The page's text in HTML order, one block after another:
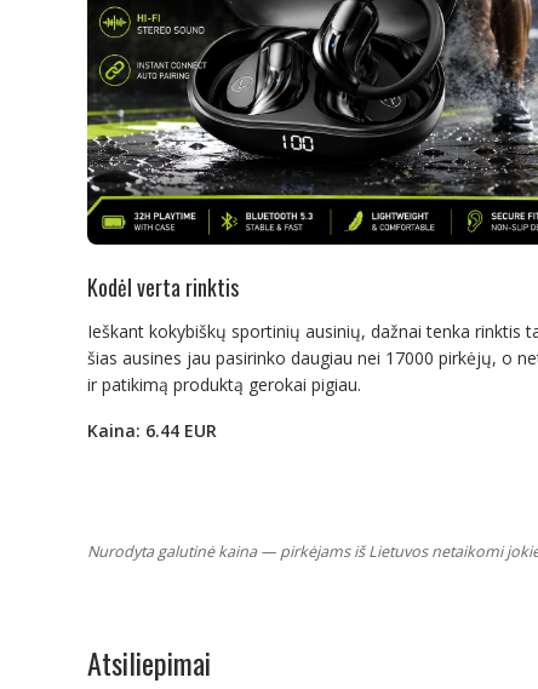
Kodėl verta rinktis
Ieškant kokybiškų sportinių ausinių, dažnai tenka rinktis
šias ausines jau pasirinko daugiau nei 17000 pirkėjų, o
ir patikimą produktą gerokai pigiau.
Kaina: 6.44 EUR
Nurodyta galutinė kaina — pirkėjams iš Lietuvos netaikomi
Atsiliepimai